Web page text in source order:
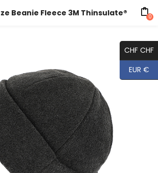
Beanie Fleece 3M Thinsulate® 0
CHF CHF
EUR €